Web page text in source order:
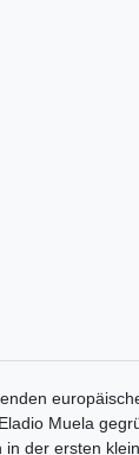
Muela
der ersten